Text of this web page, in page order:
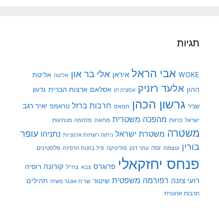
תגיות
WOKE אבי הראל איראן אלי בר און אליטה אליטת
ההון אלעד רזניק אמציה חן אסלאם ארצות הברית גדעון
שניר גרשון הכהן חמאס חרבות ברזל טראמפ יאיר רגב
ישראל כרזות מהפכה משטרית מחאה מלחמה מנהיגות
משטרה משטרת ישראל ניתוח רשתות ארגוניות נתניהו עופר
בורין עוצמה עזה עמר דנק פוליטיקה פיל בחנות חרסינה פלסטינים
פנחס יחזקאלי פרוגרס צבא צה"ל קורונה רוסיה
רועי צזנה רפורמה משפטית שיטור שרית אונגר משיח תהילים
תרבות ארגונית